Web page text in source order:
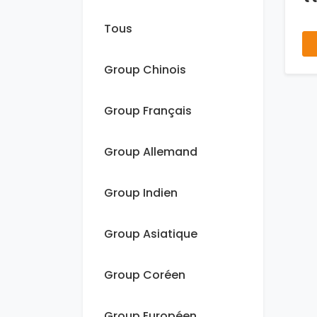
Tous
Group Chinois
Group Français
Group Allemand
Group Indien
Group Asiatique
Group Coréen